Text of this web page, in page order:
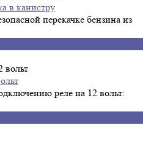
в канистру
перекачке бензина из
реле на 12 вольт: